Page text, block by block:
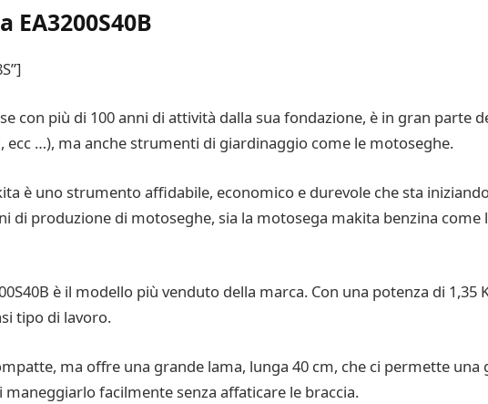
con più di 100 anni di attività dalla sua fondazione, è in gran parte
ecc …), ma anche strumenti di giardinaggio come le motoseghe.
è uno strumento affidabile, economico e durevole che sta
di produzione di motoseghe, sia la motosega makita benzina
è il modello più venduto della marca. Con una potenza di 1,35
tipo di lavoro.
ma offre una grande lama, lunga 40 cm, che ci permette una
facilmente senza affaticare le braccia.